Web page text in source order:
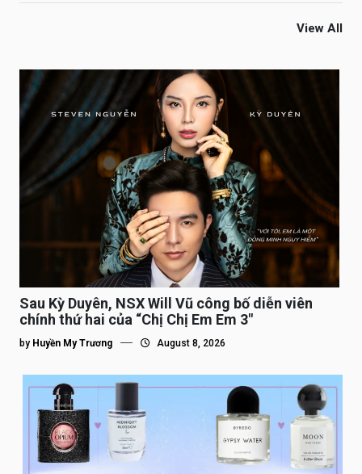
View All
Sau Kỳ Duyên, NSX Will Vũ công bố diễn viên
chính thứ hai của “Chị Chị Em Em 3″
by Huyền My Trương August 8, 2026